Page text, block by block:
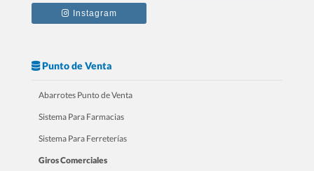
Instagram
Punto de Venta
Abarrotes Punto de Venta
Sistema Para Farmacias
Sistema Para Ferreterías
Giros Comerciales